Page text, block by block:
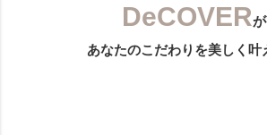
DeCOVERが
あなたのこだわりを美しく叶